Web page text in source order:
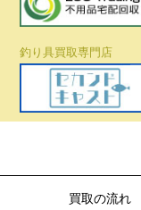
釣り具買取専門店
買取の流れ